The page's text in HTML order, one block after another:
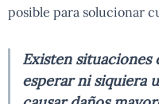
posible para solucionar
Existen situaciones
esperar ni siquiera